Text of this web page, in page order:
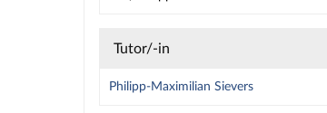
Tutor/-in
Philipp-Maximilian Sievers